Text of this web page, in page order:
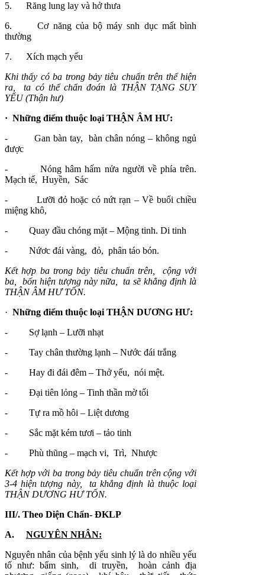
5. Răng lung lay và hở thưa
6. Cơ năng của bộ máy snh dục mất bình
thường
7. Xích mạch yếu
Khi thấy có ba trong bảy tiêu chuẩn trên thể hiện
ra, ta có thể chẩn đoán là THẬN TẠNG SUY
YẾU (Thận hư)
· Những điểm thuộc loại THẬN ÂM HƯ:
- Gan bàn tay, bàn chân nóng – không ngủ
được
- Nóng hâm hấm nửa người về phía trên.
Mạch tế, Huyền, Sác
- Lưỡi đỏ hoặc có nứt rạn – Về buổi chiều
miệng khô,
- Quay đầu chóng mặt – Mộng tinh. Di tinh
- Nứơc đái vàng, đỏ, phân táo bón.
Kết hợp ba trong bảy tiêu chuẩn trên, cộng với
ba, bốn hiện tượng này nữa, ta sẽ khẳng định là
THẬN ÂM HƯ TỔN.
· Những điểm thuộc loại THẬN DƯƠNG HƯ:
- Sợ lạnh – Lưỡi nhạt
- Tay chân thường lạnh – Nước đái trắng
- Hay đi đái đêm – Thở yếu, nói mệt.
- Đại tiên lỏng – Tinh thần mờ tối
- Tự ra mồ hôi – Liệt dương
- Sắc mặt kém tươi – tảo tinh
- Phù thũng – mạch vi, Trì, Nhược
Kết hợp với ba trong bảy tiêu chuẩn trên cộng với
3-4 hiện tượng này, ta khẳng định là thuộc loại
THẬN DƯƠNG HƯ TỔN.
III/. Theo Diện Chẩn- ĐKLP
A.
NGUYÊN NHÂN:
Nguyên nhân của bệnh yếu sinh lý là do nhiều yếu
tố như: bẩm sinh, di truyền, hoàn cảnh địa